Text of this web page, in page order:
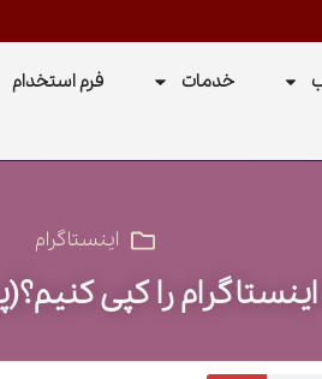
خدمات فرم استخدام
اینستاگرام
را کپی